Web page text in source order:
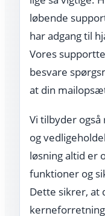
løbende
har adgang til
Vores
besvare
at din
Vi tilbyder
og
løsning altid er
funktioner og
Dette sikrer, at